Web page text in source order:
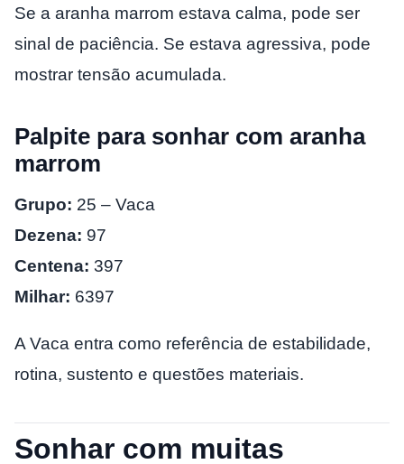
Se a aranha marrom estava calma, pode ser
sinal de paciência. Se estava agressiva, pode
mostrar tensão acumulada.
Palpite para sonhar com aranha
marrom
Grupo: 25 – Vaca
Dezena: 97
Centena: 397
Milhar: 6397
A Vaca entra como referência de estabilidade,
rotina, sustento e questões materiais.
Sonhar com muitas